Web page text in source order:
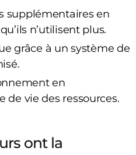
supplémentaires en
n’utilisent plus.
grâce à un système de
en
de vie des ressources.
ont la